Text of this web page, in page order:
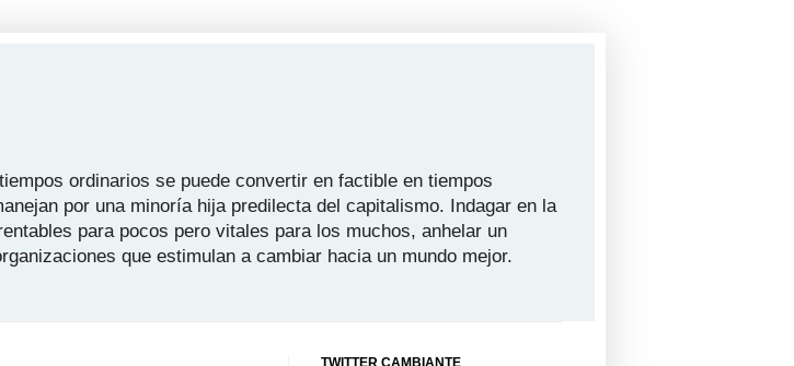
ordinarios se puede convertir en factible en tiempos
por una minoría hija predilecta del capitalismo. Indagar en la
para pocos pero vitales para los muchos, anhelar un
que estimulan a cambiar hacia un mundo mejor.